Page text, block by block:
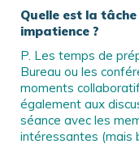
Quelle est la
impatience ?
P. Les temps de
Bureau ou les
moments
également aux
séance avec les
intéressantes (mais